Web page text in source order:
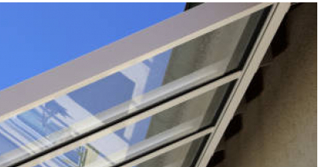
Divisória em
Envidraçamento